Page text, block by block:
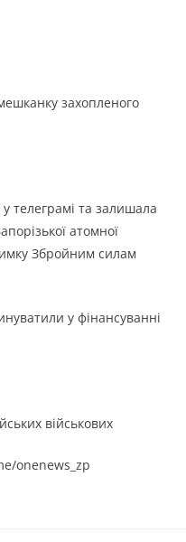
захопленого
у телеграмі та залишала
атомної
Збройним силам
у фінансуванні
військових
onenews_zp